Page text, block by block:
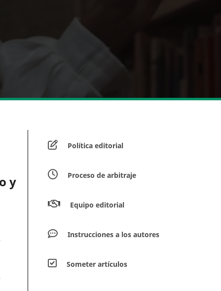
y
Política editorial
Proceso de arbitraje
Equipo editorial
Instrucciones a los autores
Someter artículos